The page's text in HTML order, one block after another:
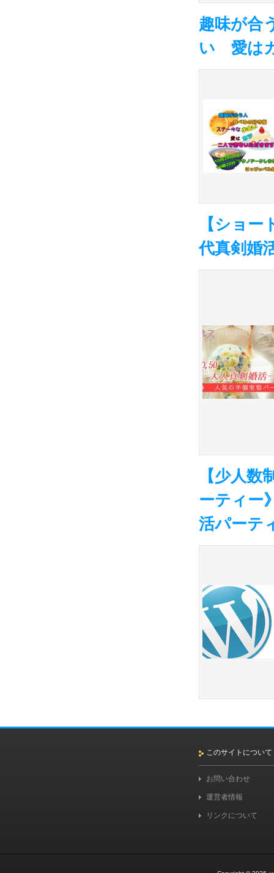
趣味が合
い 愛は
【ショ
代真剣婚
【少人
ーティー
活パーテ
このサイトについて
お問い合わせ
運営者情報
リンクについて